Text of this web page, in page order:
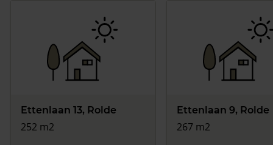
Ettenlaan 13, Rolde
252 m2
Ettenlaan 9, Rolde
267 m2